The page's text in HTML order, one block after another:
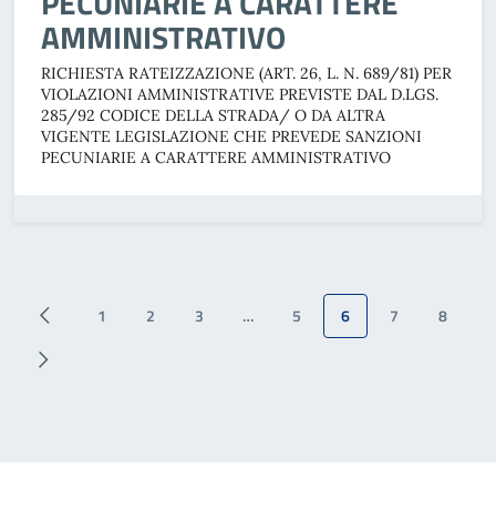
AMMINISTRATIVO
RICHIESTA RATEIZZAZIONE (ART. 26, L. N. 689/81) PER
VIOLAZIONI AMMINISTRATIVE PREVISTE DAL D.LGS.
285/92 CODICE DELLA STRADA/ O DA ALTRA
VIGENTE LEGISLAZIONE CHE PREVEDE SANZIONI
PECUNIARIE A CARATTERE AMMINISTRATIVO
1 2 3 … 5 6 7 8